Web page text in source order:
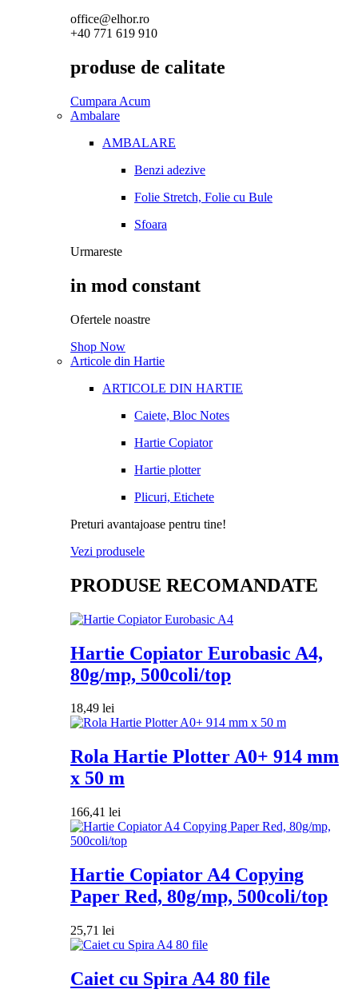
office@elhor.ro
+40 771 619 910
produse de calitate
Cumpara Acum
Ambalare
AMBALARE
Benzi adezive
Folie Stretch, Folie cu Bule
Sfoara
Urmareste
in mod constant
Ofertele noastre
Shop Now
Articole din Hartie
ARTICOLE DIN HARTIE
Caiete, Bloc Notes
Hartie Copiator
Hartie plotter
Plicuri, Etichete
Preturi avantajoase pentru tine!
Vezi produsele
PRODUSE RECOMANDATE
Hartie Copiator Eurobasic A4,
80g/mp, 500coli/top
18,49 lei
Rola Hartie Plotter A0+ 914 mm
x 50 m
166,41 lei
Hartie Copiator A4 Copying
Paper Red, 80g/mp, 500coli/top
25,71 lei
Caiet cu Spira A4 80 file